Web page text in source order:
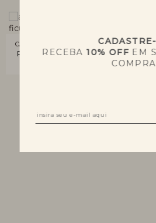
CALÇA FICUS
R$ 1.880,00 R$
4x
RECEBA10% OFFEM
COMPRA